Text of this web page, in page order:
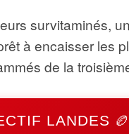
survitaminés,
à encaisser les
de la
LANDES 🏉